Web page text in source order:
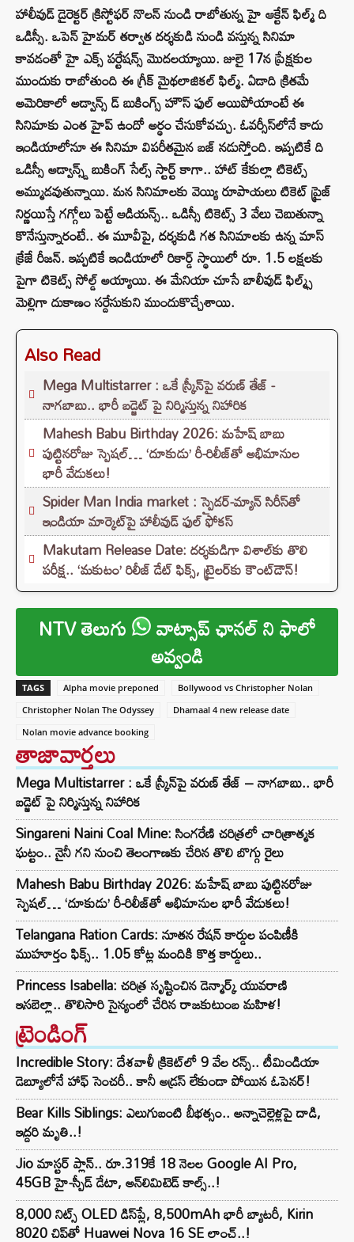
హాలీవుడ్ డైరెక్టర్ క్రిస్టోఫర్ నొలన్ నుండి రాబోతున్న హై ఆక్టేన్ ఫిల్మ్ ది
ఒడిస్సీ. ఒపెన్ హైమర్ తర్వాత దర్శకుడి నుండి వస్తున్న సినిమా
కావడంతో హై ఎక్స్ పర్టేషన్స్ మొదలయ్యాయి. జులై 17న ప్రేక్షకుల
ముందుకు రాబోతుంది ఈ గ్రీక్ మైథలాజికల్ ఫిల్మ్. ఏడాది క్రితమే
అమెరికాలో అడ్వాన్స్ డ్ బుకింగ్స్ హౌస్ ఫుల్ అయిపోయాంటే ఈ
సినిమాకు ఎంత హైప్ ఉందో అర్థం చేసుకోవచ్చు. ఓవర్సీస్‌లోనే కాదు
ఇండియాలోనూ ఈ సినిమా విపరీతమైన బజ్ నడుస్తోంది. ఇప్పటికే ది
ఒడిస్సీ అడ్వాన్స్డ్ బుకింగ్ సేల్స్ స్టార్ట్ కాగా.. హాట్ కేకుల్లా టికెట్స్
అమ్ముడవుతున్నాయి. మన సినిమాలకు వెయ్యి రూపాయలు టికెట్ ప్రైజ్
నిర్ణయిస్తే గగ్గోలు పెట్టే ఆడియన్స్.. ఒడిస్సీ టికెట్స్ 3 వేలు చెబుతున్నా
కొనేస్తున్నారంటే.. ఈ మూవీపై, దర్శకుడి గత సినిమాలకు ఉన్న మాస్
క్రేజే రీజన్. ఇప్పటికే ఇండియాలో రికార్డ్ స్థాయిలో రూ. 1.5 లక్షలకు
పైగా టికెట్స్ సోల్డ్ అయ్యాయి. ఈ మేనియా చూసే బాలీవుడ్ ఫిల్మ్స్
మెల్లిగా దుకాణం సర్దేసుకుని ముందుకొచ్చేశాయి.
Also Read
Mega Multistarrer : ఒకే స్క్రీన్‌పై వరుణ్ తేజ్ -
నాగబాబు.. భారీ బడ్జెట్ పై నిర్మిస్తున్న నిహారిక
Mahesh Babu Birthday 2026: మహేష్ బాబు
పుట్టినరోజు స్పెషల్… ‘దూకుడు’ రీ-రిలీజ్‌తో అభిమానుల
భారీ వేడుకలు!
Spider Man India market : స్పైడర్-మ్యాన్ సిరీస్‌తో
ఇండియా మార్కెట్‌పై హాలీవుడ్ ఫుల్ ఫోకస్
Makutam Release Date: దర్శకుడిగా విశాల్‌కు తొలి
పరీక్ష.. ‘మకుటం’ రిలీజ్ డేట్ ఫిక్స్, ట్రైలర్‌కు కౌంట్‌డౌన్!
NTV తెలుగు వాట్సాప్ ఛానల్ ని ఫాలో
అవ్వండి
TAGS Alpha movie preponed
Bollywood vs Christopher Nolan
Christopher Nolan The Odyssey
Dhamaal 4 new release date
Nolan movie advance booking
తాజావార్తలు
Mega Multistarrer : ఒకే స్క్రీన్‌పై వరుణ్ తేజ్ – నాగబాబు.. భారీ
బడ్జెట్ పై నిర్మిస్తున్న నిహారిక
Singareni Naini Coal Mine: సింగరేణి చరిత్రలో చారిత్రాత్మక
ఘట్టం.. నైనీ గని నుంచి తెలంగాణకు చేరిన తొలి బొగ్గు రైలు
Mahesh Babu Birthday 2026: మహేష్ బాబు పుట్టినరోజు
స్పెషల్… ‘దూకుడు’ రీ-రిలీజ్‌తో అభిమానుల భారీ వేడుకలు!
Telangana Ration Cards: నూతన రేషన్ కార్డుల పంపిణీకి
ముహూర్తం ఫిక్స్‌.. 1.05 కోట్ల మందికి కొత్త కార్డులు..
Princess Isabella: చరిత్ర సృష్టించిన డెన్మార్క్ యువరాణి
ఇసబెల్లా.. తొలిసారి సైన్యంలో చేరిన రాజకుటుంబ మహిళ!
ట్రెండింగ్‌
Incredible Story: దేశవాళీ క్రికెట్‌లో 9 వేల రన్స్.. టీమిండియా
డెబ్యూలోనే హాఫ్ సెంచరీ.. కానీ అడ్రస్ లేకుండా పోయిన ఓపెనర్!
Bear Kills Siblings: ఎలుగుబంటి బీభత్సం.. అన్నాచెల్లెళ్లపై దాడి,
ఇద్దరి మృతి..!
Jio మాస్టర్ ప్లాన్.. రూ.319కే 18 నెలల Google AI Pro,
45GB హై-స్పీడ్ డేటా, అన్⁭లిమిటెడ్ కాల్స్..!
8,000 నిట్స్ OLED డిస్‌ప్లే, 8,500mAh భారీ బ్యాటరీ, Kirin
8020 చిప్‌తో Huawei Nova 16 SE లాంచ్..!